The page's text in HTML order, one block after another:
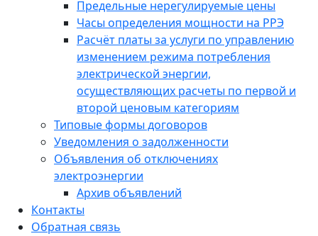
Предельные нерегулируемые цены
Часы определения мощности на РРЭ
Расчёт платы за услуги по управлению
изменением режима потребления
электрической энергии,
осуществляющих расчеты по первой и
второй ценовым категориям
Типовые формы договоров
Уведомления о задолженности
Объявления об отключениях
электроэнергии
Архив объявлений
Контакты
Обратная связь